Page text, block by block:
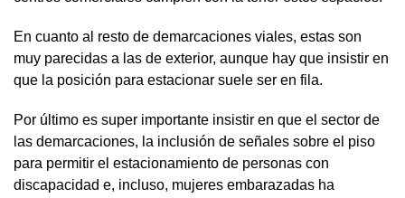
En cuanto al resto de demarcaciones viales, estas son
muy parecidas a las de exterior, aunque hay que insistir en
que la posición para estacionar suele ser en fila.
Por último es super importante insistir en que el sector de
las demarcaciones, la inclusión de señales sobre el piso
para permitir el estacionamiento de personas con
discapacidad e, incluso, mujeres embarazadas ha